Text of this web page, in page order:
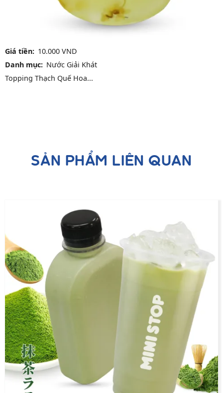
Giá tiền
10.000 VND
Danh mục
Nước Giải Khát
Topping Thạch Quế Hoa...
SẢN PHẨM LIÊN QUAN